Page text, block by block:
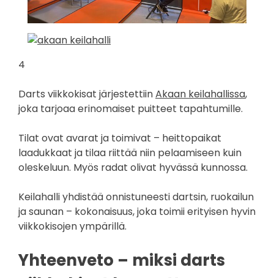
4
Darts viikkokisat järjestettiinAkaan keilahallissa,
joka tarjoaa erinomaiset puitteet tapahtumille.
Tilat ovat avarat ja toimivat – heittopaikat
laadukkaat ja tilaa riittää niin pelaamiseen kuin
oleskeluun. Myös radat olivat hyvässä kunnossa.
Keilahalli yhdistää onnistuneesti dartsin, ruokailun
ja saunan – kokonaisuus, joka toimii erityisen hyvin
viikkokisojen ympärillä.
Yhteenveto – miksi darts